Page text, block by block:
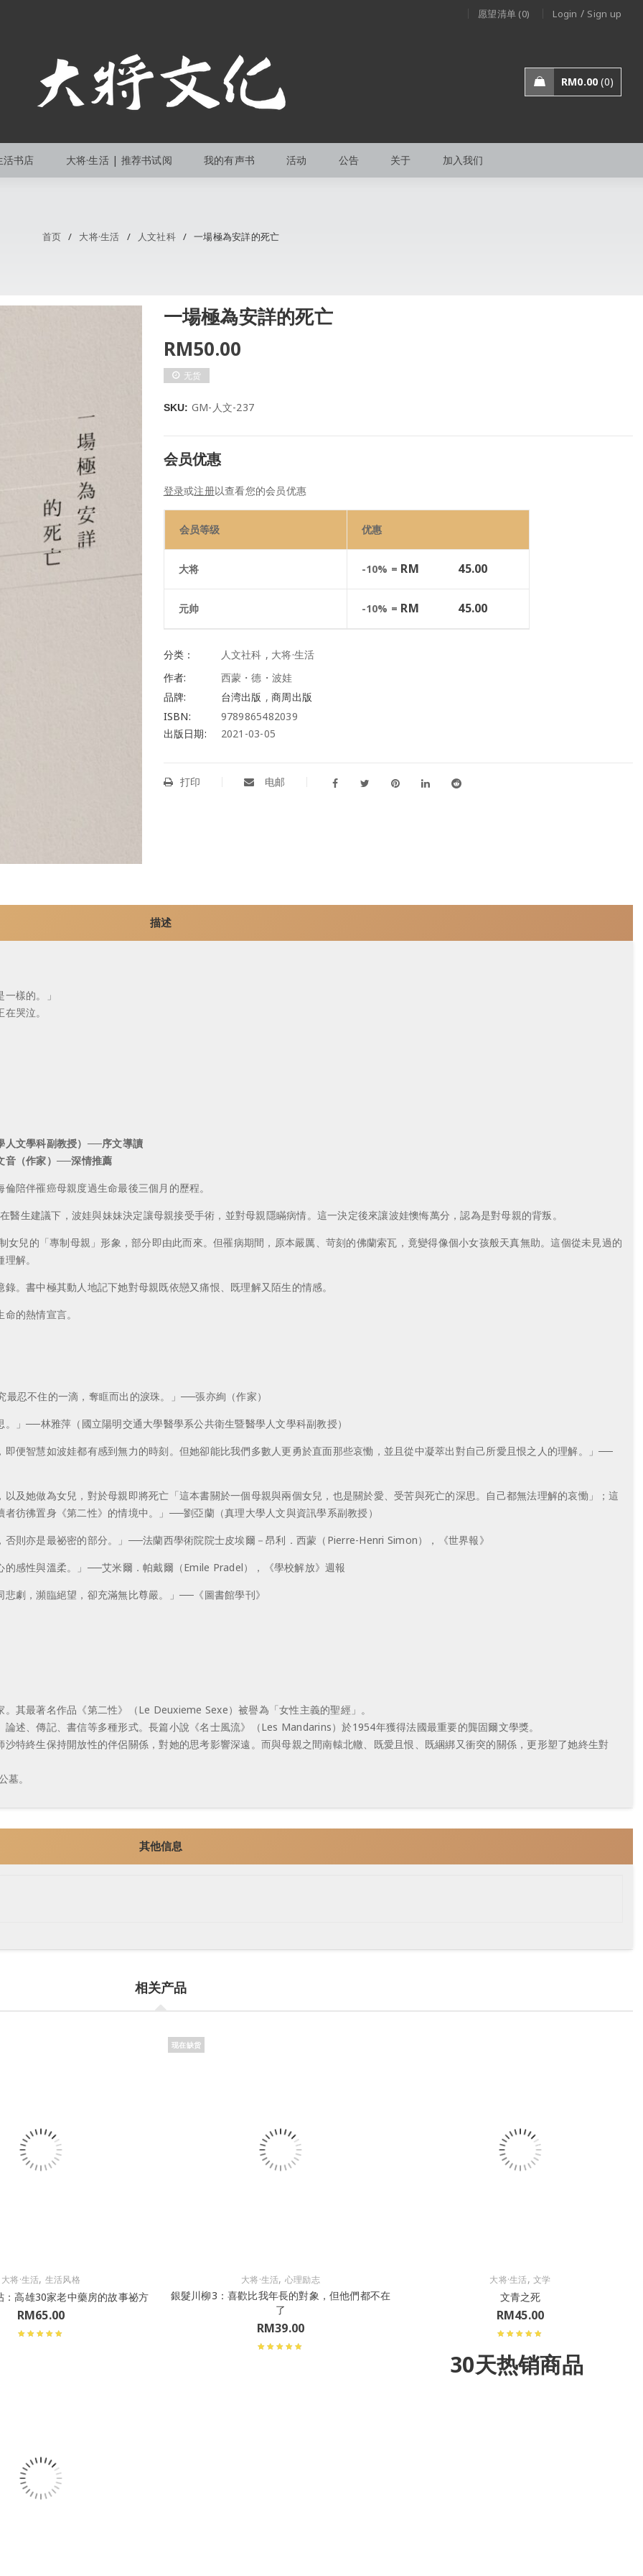
愿望清单 (0) Login / Sign up
RM0.00 0
活书店 大将·生活 | 推荐书试阅 我的有声书 活动 公告 关于 加入我们
首页 / 大将·生活 / 人文社科 / 一場極為安詳的死亡
一場極為安詳的死亡
RM50.00
无货
SKU: GM-人文-237
会员优惠
登录或注册以查看您的会员优惠
会员等级 优惠
大将 -10% = RM 45.00
元帅 -10% = RM 45.00
分类： 人文社科 , 大将·生活
作者:
西蒙・德・波娃
品牌:
台湾出版 ,商周出版
ISBN:
9789865482039
出版日期:
2021-03-05
打印 电邮
描述
樣的。」
哭泣。
人文學科副教授）──序文導讀
音（作家）──深情推薦
陪伴罹癌母親度過生命最後三個月的歷程。
生建議下，波娃與妹妹決定讓母親接受手術，並對母親隱瞞病情。這一決定後來讓波娃懊悔萬分，認為是對母親的背叛。
兒的「專制母親」形象，部分即由此而來。但罹病期間，原本嚴厲、苛刻的佛蘭索瓦，竟變得像個小女孩般天真無助。這個從未見過的
解。
。書中極其動人地記下她對母親既依戀又痛恨、既理解又陌生的情感。
的熱情宣言。
忍不住的一滴，奪眶而出的淚珠。」──張亦絢（作家）
」──林雅萍（國立陽明交通大學醫學系公共衛生暨醫學人文學科副教授）
便智慧如波娃都有感到無力的時刻。但她卻能比我們多數人更勇於直面那些哀慟，並且從中凝萃出對自己所愛且恨之人的理解。」──
及她做為女兒，對於母親即將死亡「這本書關於一個母親與兩個女兒，也是關於愛、受苦與死亡的深思。自己都無法理解的哀慟」；這
彷彿置身《第二性》的情境中。」──劉亞蘭（真理大學人文與資訊學系副教授）
則亦是最祕密的部分。」──法蘭西學術院院士皮埃爾－昂利．西蒙（Pierre-Henri Simon），《世界報》
感性與溫柔。」──艾米爾．帕戴爾（Emile Pradel），《學校解放》週報
劇，瀕臨絕望，卻充滿無比尊嚴。」──《圖書館學刊》
其最著名作品《第二性》（Le Deuxieme Sexe）被譽為「女性主義的聖經」。
述、傳記、書信等多種形式。長篇小說《名士風流》（Les Mandarins）於1954年獲得法國最重要的龔固爾文學獎。
特終生保持開放性的伴侶關係，對她的思考影響深遠。而與母親之間南轅北轍、既愛且恨、既綑綁又衝突的關係，更形塑了她終生對
。
其他信息
相关产品
大将·生活, 生活风格
：高雄30家老中藥房的故事祕方
RM65.00
现在缺货
大将·生活, 心理励志
銀髮川柳3：喜歡比我年長的對象，但他們都不在
了
RM39.00
大将·生活,文学
文青之死
RM45.00
30天热销商品